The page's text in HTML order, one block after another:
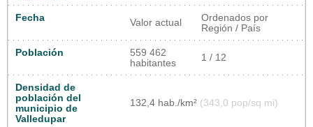
Fecha Valor actual
Ordenados por
Región / País
Población
559 462
habitantes
1 / 12
Densidad de
población del
municipio de
Valledupar
132,4 hab./km² (343,0 pop/sq mi)